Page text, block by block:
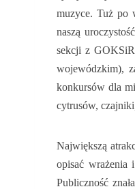
muzyce. Tuż po
naszą
sekcji z
wojewódzkim),
konkursów dla
cytrusów,
Największą
opisać wrażenia
Publiczność